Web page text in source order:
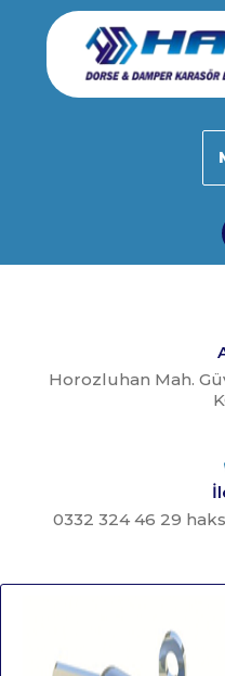
content
Horozluhan Mah.
0332 324 46 29